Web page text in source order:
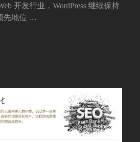
开发行业，WordPress 继续保持
先地位 …